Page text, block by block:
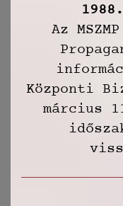
Az
Központi
március